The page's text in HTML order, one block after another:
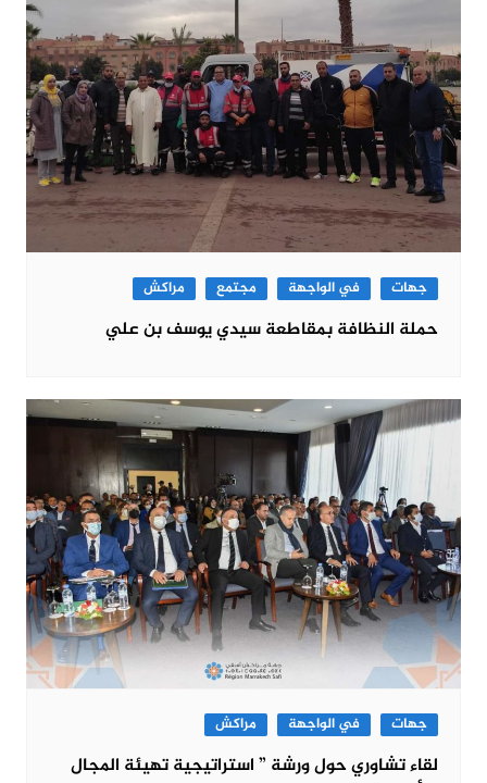
جهات في الواجهة مجتمع مراكش
حملة النظافة بمقاطعة سيدي يوسف بن علي
جهات في الواجهة مراكش
لقاء تشاوري حول ورشة ” استراتيجية تهيئة المجال